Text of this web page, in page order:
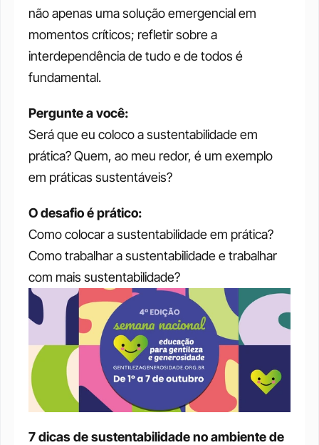
não apenas uma solução emergencial em
momentos críticos; refletir sobre a
interdependência de tudo e de todos é
fundamental.
Pergunte a você:
Será que eu coloco a sustentabilidade em
prática? Quem, ao meu redor, é um exemplo
em práticas sustentáveis?
O desafio é prático:
Como colocar a sustentabilidade em prática?
Como trabalhar a sustentabilidade e trabalhar
com mais sustentabilidade?
7 dicas de sustentabilidade no ambiente de